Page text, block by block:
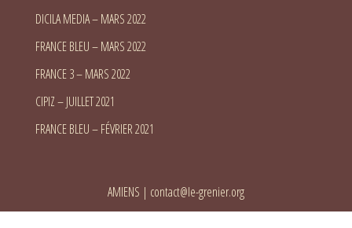
DICILA MEDIA – MARS 2022
FRANCE BLEU – MARS 2022
FRANCE 3 – MARS 2022
CIPIZ – JUILLET 2021
FRANCE BLEU – FÉVRIER 2021
AMIENS | contact@le-grenier.org